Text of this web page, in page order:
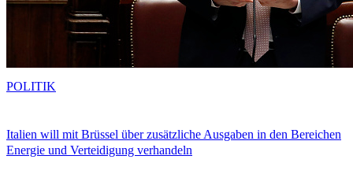
Italien will mit Brüssel über zusätzliche Ausgaben in den Bereichen
Energie und Verteidigung verhandeln
POLITIK